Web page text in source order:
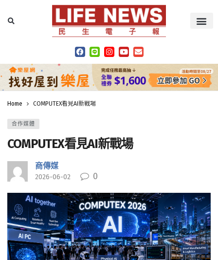
Home COMPUTEX看見AI新戰場
合作媒體
COMPUTEX看見AI新戰場
商傳媒
2026-06-02 0